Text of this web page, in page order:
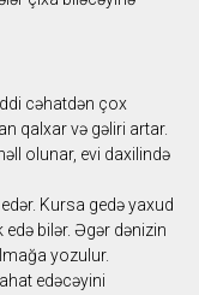
cəhatdən çox
qalxar və gəliri artar.
olunar, evi daxilində
Kursa gedə yaxud
bilər. Əgər dənizin
yozulur.
edəcəyini